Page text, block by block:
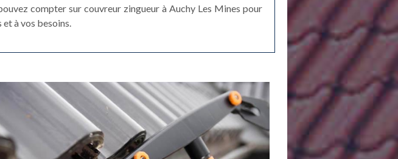
compter sur couvreur zingueur à Auchy Les Mines pour
à vos besoins.